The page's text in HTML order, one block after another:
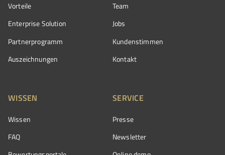
Vorteile
Enterprise Solution
Partnerprogramm
Auszeichnungen
Team
Jobs
Kundenstimmen
Kontakt
WISSEN
Wissen
FAQ
SERVICE
Presse
Newsletter